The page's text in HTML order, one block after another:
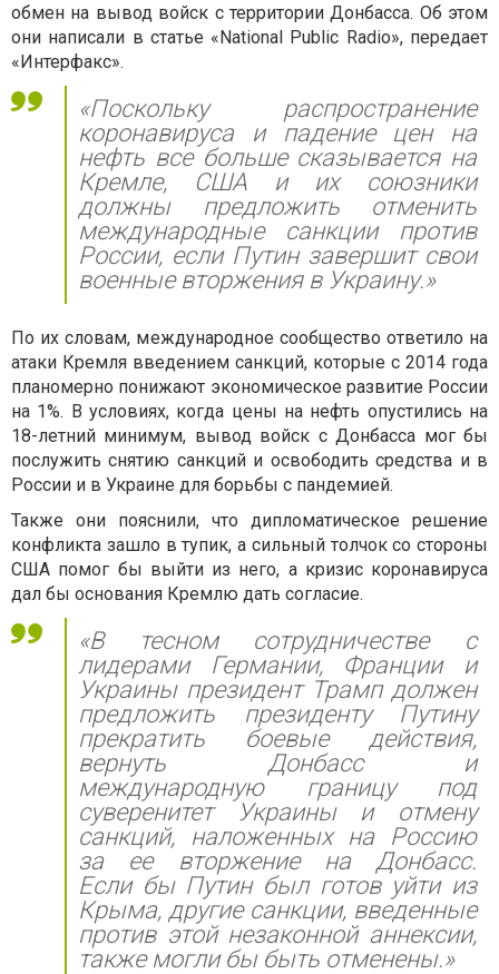
обмен на вывод войск с территории Донбасса. Об этом
они написали в статье «National Public Radio», передает
«Интерфакс».
«Поскольку распространение
коронавируса и падение цен на
нефть все больше сказывается на
Кремле, США и их союзники
должны предложить отменить
международные санкции против
России, если Путин завершит свои
военные вторжения в Украину.»
По их словам, международное сообщество ответило на
атаки Кремля введением санкций, которые с 2014 года
планомерно понижают экономическое развитие России
на 1%. В условиях, когда цены на нефть опустились на
18-летний минимум, вывод войск с Донбасса мог бы
послужить снятию санкций и освободить средства и в
России и в Украине для борьбы с пандемией.
Также они пояснили, что дипломатическое решение
конфликта зашло в тупик, а сильный толчок со стороны
США помог бы выйти из него, а кризис коронавируса
дал бы основания Кремлю дать согласие.
«В тесном сотрудничестве с
лидерами Германии, Франции и
Украины президент Трамп должен
предложить президенту Путину
прекратить боевые действия,
вернуть Донбасс и
международную границу под
суверенитет Украины и отмену
санкций, наложенных на Россию
за ее вторжение на Донбасс.
Если бы Путин был готов уйти из
Крыма, другие санкции, введенные
против этой незаконной аннексии,
также могли бы быть отменены.»